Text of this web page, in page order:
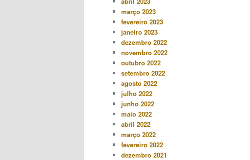
março 2023
fevereiro 2023
janeiro 2023
dezembro 2022
novembro 2022
outubro 2022
setembro 2022
agosto 2022
julho 2022
junho 2022
maio 2022
abril 2022
março 2022
fevereiro 2022
dezembro 2021